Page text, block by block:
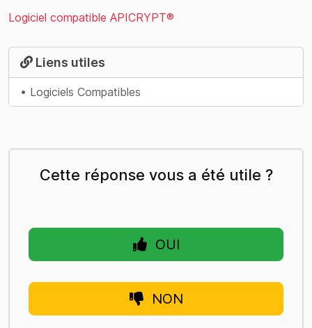
Logiciel compatible APICRYPT®
Liens utiles
• Logiciels Compatibles
Cette réponse vous a été utile ?
OUI
NON